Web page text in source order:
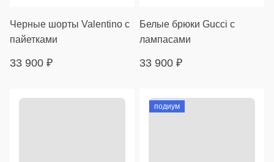
Черные шорты Valentino с
пайетками
33 900 ₽
Белые брюки Gucci с
лампасами
33 900 ₽
подиум